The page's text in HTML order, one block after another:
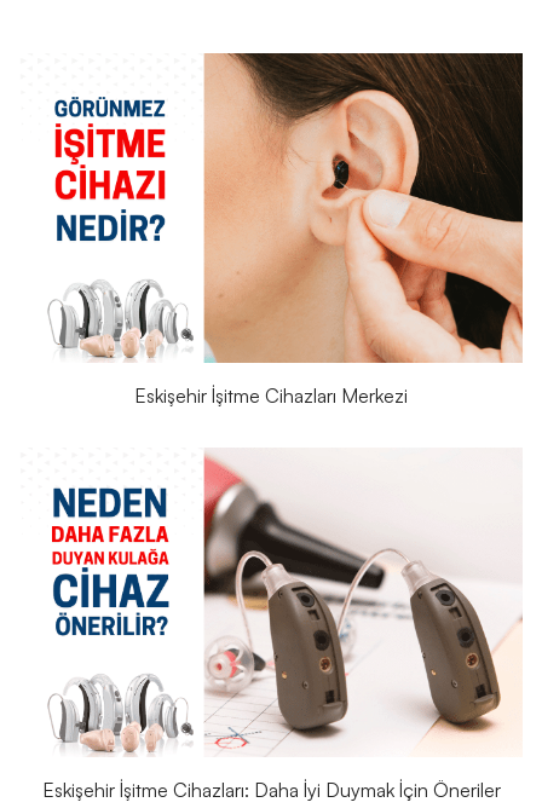
Eskişehir İşitme Cihazları Merkezi
Eskişehir İşitme Cihazları: Daha İyi Duymak İçin Öneriler